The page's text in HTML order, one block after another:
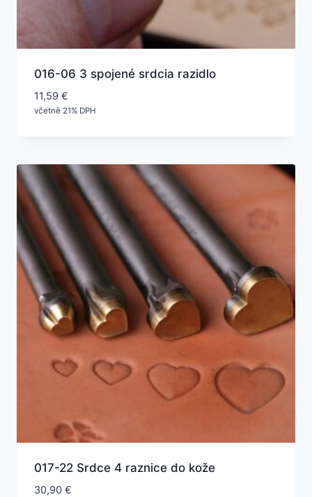
016-06 3 spojené srdcia razidlo
11,59 €
včetně 21% DPH
017-22 Srdce 4 raznice do kože
30,90 €